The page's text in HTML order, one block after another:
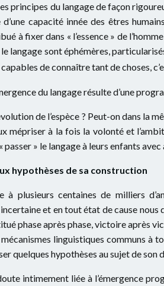
principes du langage de façon
capacité innée des êtres
à fixer dans « l’essence » de
langage sont éphémères,
de connaître tant de choses,
du langage résulte d’une
de l’espèce ? Peut-on dans la
mépriser à la fois la volonté et
» le langage à leurs enfants avec
hypothèses de sa construction
à plusieurs centaines de milliers
et en tout état de cause
phase après phase, victoire après
linguistiques communs à
quelques hypothèses au sujet de son
intimement liée à l’émergence